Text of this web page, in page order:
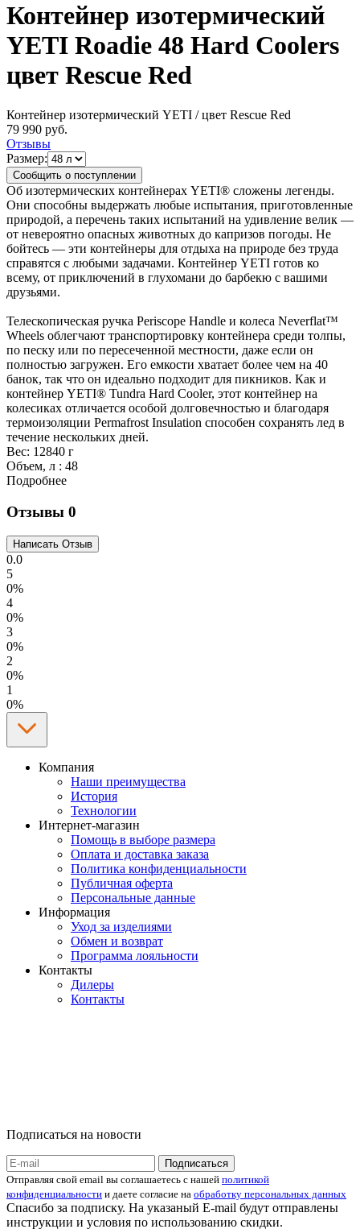
Контейнер изотермический
YETI Roadie 48 Hard Coolers
цвет Rescue Red
Контейнер изотермический YETI / цвет Rescue Red
79 990 руб.
Отзывы
Размер:
Об изотермических контейнерах YETI® сложены легенды.
Они способны выдержать любые испытания, приготовленные
природой, а перечень таких испытаний на удивление велик —
от невероятно опасных животных до капризов погоды. Не
бойтесь — эти контейнеры для отдыха на природе без труда
справятся с любыми задачами. Контейнер YETI готов ко
всему, от приключений в глухомани до барбекю с вашими
друзьями.
Телескопическая ручка Periscope Handle и колеса Neverflat™
Wheels облегчают транспортировку контейнера среди толпы,
по песку или по пересеченной местности, даже если он
полностью загружен. Его емкости хватает более чем на 40
банок, так что он идеально подходит для пикников. Как и
контейнер YETI® Tundra Hard Cooler, этот контейнер на
колесиках отличается особой долговечностью и благодаря
термоизоляции Permafrost Insulation способен сохранять лед в
течение нескольких дней.
Вес: 12840 г
Объем, л : 48
Подробнее
Отзывы 0
0.0
5
0%
4
0%
3
0%
2
0%
1
0%
Компания
Наши преимущества
История
Технологии
Интернет-магазин
Помощь в выборе размера
Оплата и доставка заказа
Политика конфиденциальности
Публичная оферта
Персональные данные
Информация
Уход за изделиями
Обмен и возврат
Программа лояльности
Контакты
Дилеры
Контакты
Подписаться на новости
Отправляя свой email вы соглашаетесь с нашей политикой
конфиденциальности и даете согласие на обработку персональных данных
Спасибо за подписку. На указаный E-mail будут отправлены
инструкции и условия по использованию скидки.